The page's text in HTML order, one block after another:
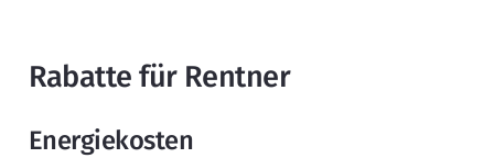
Rabatte für Rentner
Energiekosten